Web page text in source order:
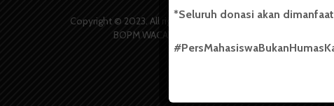
Copyright © 2023. All rights reserved
BOPM WACANA.
salah satu
dengan nama
USU yang
*Seluruh donasi akan